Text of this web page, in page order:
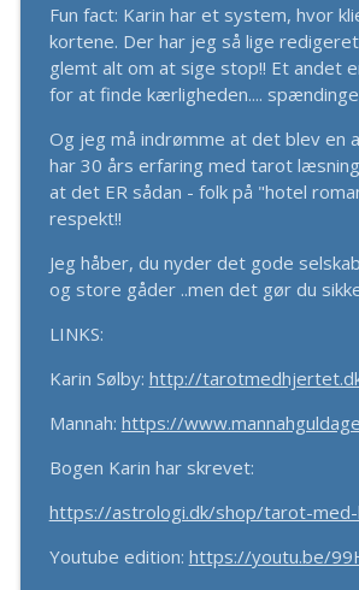
#427 - HOTEL ROMANTIK
Lyden Af Et Bedre Liv
#426 - Natasha Swerdloff -
Lyden Af Et Bedre Liv
Fun fact: Karin har et system, hvor
kortene. Der har jeg så lige
glemt alt om at sige stop!! Et andet
for at finde kærligheden....
Og jeg må indrømme at det blev en
har 30 års erfaring med tarot
at det ER sådan - folk på "hotel
respekt!!
Jeg håber, du nyder det gode
og store gåder ..men det gør du
LINKS:
Karin Sølby: http://
Mannah: https://
Bogen Karin har skrevet:
https://astrologi.dk/shop/tarot-
Youtube edition: https://youtu.be/